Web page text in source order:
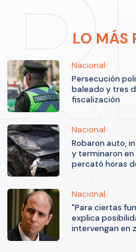
LO MÁS
Nacional
Persecución
baleado y tres
fiscalización
Nacional
Robaron auto,
y terminaron en
percató horas
Nacional
"Para ciertas
explica
intervengan en